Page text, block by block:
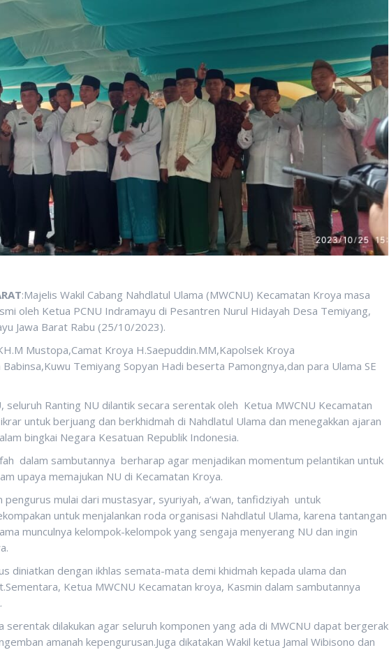
:Majelis Wakil Cabang Nahdlatul Ulama (MWCNU) Kecamatan Kroya masa
oleh Ketua PCNU Indramayu di Pesantren Nurul Hidayah Desa Temiyang,
Jawa Barat Rabu (25/10/2023).
Mustopa,Camat Kroya H.Saepuddin.MM,Kapolsek Kroya
Temiyang Sopyan Hadi beserta Pamongnya,dan para Ulama SE
seluruh Ranting NU dilantik secara serentak oleh Ketua MWCNU Kecamatan
untuk berjuang dan berkhidmah di Nahdlatul Ulama dan menegakkan ajaran
bingkai Negara Kesatuan Republik Indonesia.
dalam sambutannya berharap agar menjadikan momentum pelantikan untuk
upaya memajukan NU di Kecamatan Kroya.
pengurus mulai dari mustasyar, syuriyah, a’wan, tanfidziyah untuk
untuk menjalankan roda organisasi Nahdlatul Ulama, karena tantangan
munculnya kelompok-kelompok yang sengaja menyerang NU dan ingin
diniatkan dengan ikhlas semata-mata demi khidmah kepada ulama dan
Ketua MWCNU Kecamatan kroya, Kasmin dalam sambutannya
dilakukan agar seluruh komponen yang ada di MWCNU dapat bergerak
amanah kepengurusan.Juga dikatakan Wakil ketua Jamal Wibisono dan